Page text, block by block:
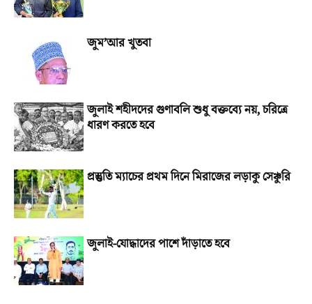
জুম’আর খুতবা
জুলাই শহীদদের গুণাবলি শুধু বক্তব্যে নয়, চরিত্রে
ধারণ করতে হবে
প্রস্তুতি ম্যাচের প্রথম দিনে মিরাজের লড়াকু সেঞ্চুরি
জুলাই-যোদ্ধাদের পাশে দাঁড়াতে হবে